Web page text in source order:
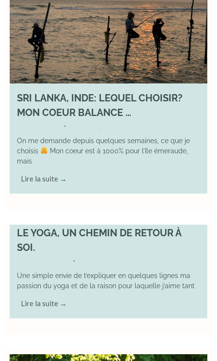
SRI LANKA, INDE: LEQUEL CHOISIR?
MON COEUR BALANCE …
•
On me demande depuis quelques semaines, ce que je
choisis
Mon coeur est à 1000% pour l’île émeraude,
mais
Lire la suite →
LE YOGA, UN CHEMIN DE RETOUR À
SOI.
•
Une simple envie de t’expliquer en quelques lignes ma
passion du yoga et de la raison pour laquelle j’aime tant
Lire la suite →